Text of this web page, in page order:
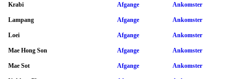
Krabi Afgange Ankomster
Lampang Afgange Ankomster
Loei Afgange Ankomster
Mae Hong Son Afgange Ankomster
Mae Sot Afgange Ankomster